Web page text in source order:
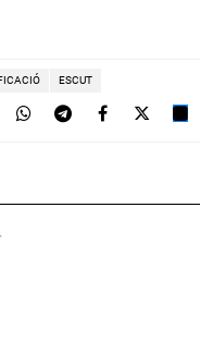
ESCUT